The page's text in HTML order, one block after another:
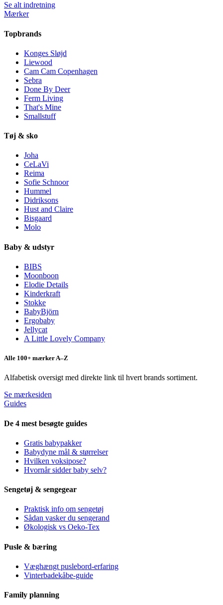
Se alt indretning
Mærker
Topbrands
Konges Sløjd
Liewood
Cam Cam Copenhagen
Sebra
Done By Deer
Ferm Living
That's Mine
Smallstuff
Tøj & sko
Joha
CeLaVi
Reima
Sofie Schnoor
Hummel
Didriksons
Hust and Claire
Bisgaard
Molo
Baby & udstyr
BIBS
Moonboon
Elodie Details
Kinderkraft
Stokke
BabyBjörn
Ergobaby
Jellycat
A Little Lovely Company
Alle 100+ mærker A–Z
Alfabetisk oversigt med direkte link til hvert brands sortiment.
Se mærkesiden
Guides
De 4 mest besøgte guides
Gratis babypakker
Babydyne mål & størrelser
Hvilken voksipose?
Hvornår sidder baby selv?
Sengetøj & sengegear
Praktisk info om sengetøj
Sådan vasker du sengerand
Økologisk vs Oeko-Tex
Pusle & bæring
Væghængt puslebord-erfaring
Vinterbadekåbe-guide
Family planning